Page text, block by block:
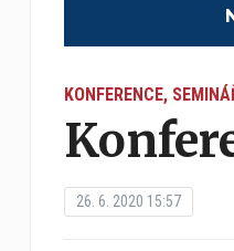
KONFERENCE,
26. 6. 2020 15:57